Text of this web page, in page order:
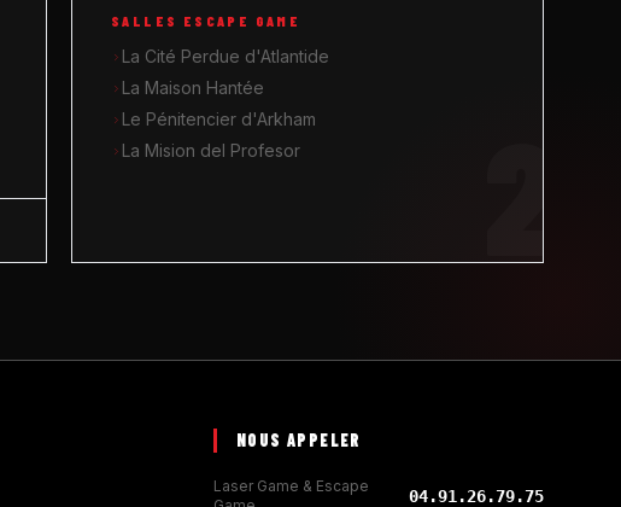
SALLES ESCAPE GAME
La Cité Perdue d'Atlantide
La Maison Hantée
Le Pénitencier d'Arkham
La Mision del Profesor
NOUS APPELER
Laser Game & Escape
04.91.26.79.75